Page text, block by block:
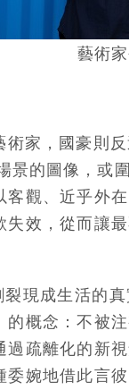
藝術
家，國豪則
景的圖像，
觀、近乎外
效，從而讓
裂現成生活的
概念：不被
疏離化的新
婉地借此言